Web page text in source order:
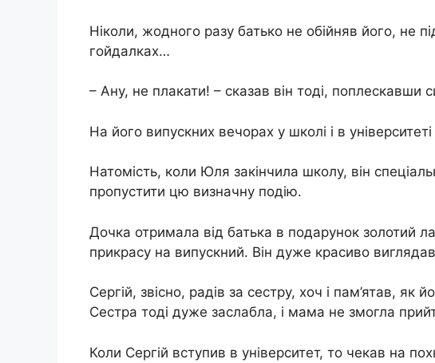
Ніколи, жодного разу батько не обійняв його, не
гойдалках…
– Ану, не плакати! – сказав він тоді, поплескавши
На його випускних вечорах у школі і в
Натомість, коли Юля закінчила школу, він
пропустити цю визначну подію.
Дочка отримала від батька в подарунок золотий
прикрасу на випускний. Він дуже красиво виглядав
Сергій, звісно, радів за сестру, хоч і пам’ятав, як
Сестра тоді дуже заслабла, і мама не змогла
Коли Сергій вступив в університет, то чекав на